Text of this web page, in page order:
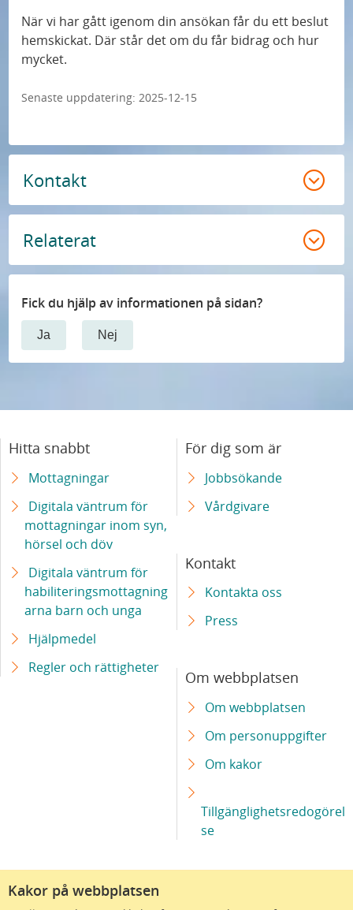
Kakor på webbplatsen
När vi har gått igenom din ansökan får du ett beslut
hemskickat. Där står det om du får bidrag och hur
mycket.
Senaste uppdatering: 2025-12-15
Kontakt
Relaterat
Fick du hjälp av informationen på sidan?
Ja Nej
Hitta snabbt
Mottagningar
Digitala väntrum för
mottagningar inom syn,
hörsel och döv
Digitala väntrum för
habiliteringsmottagning
arna barn och unga
Hjälpmedel
Regler och rättigheter
För dig som är
Jobbsökande
Vårdgivare
Kontakt
Kontakta oss
Press
Om webbplatsen
Om webbplatsen
Om personuppgifter
Om kakor
Tillgänglighetsredogörel
se